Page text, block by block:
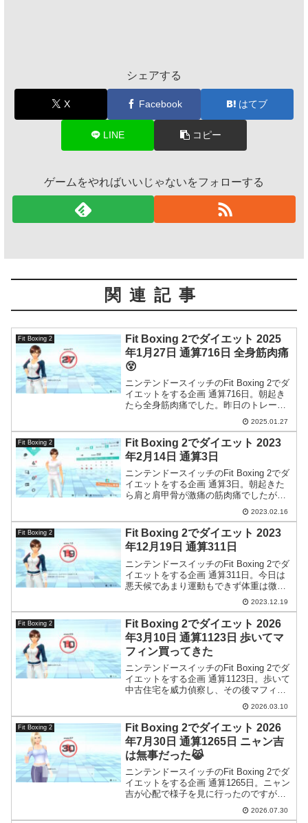
シェアする
X Facebook はてブ
LINE コピー
ゲームをやればいいじゃないをフォローする
関連記事
Fit Boxing 2
Fit Boxing 2でダイエット 2025
年1月27日 通算716日 全身筋肉痛
😵
ニンテンドースイッチのFit Boxing 2でダ
イエットをする企画 通算716日。朝起き
たら全身筋肉痛でした。昨日のトレーニ
2025.01.27
Fit Boxing 2
Fit Boxing 2でダイエット 2023
年2月14日 通算3日
ニンテンドースイッチのFit Boxing 2でダ
イエットをする企画 通算3日。朝起きた
ら肩と肩甲骨が激痛の筋肉痛でしたがこ
こで妥協せずしっかりトレーニングしま
2023.02.16
Fit Boxing 2
Fit Boxing 2でダイエット 2023
年12月19日 通算311日
ニンテンドースイッチのFit Boxing 2でダ
イエットをする企画 通算311日。今日は
悪天候であまり運動もできず体重は微増
2023.12.19
Fit Boxing 2
Fit Boxing 2でダイエット 2026
年3月10日 通算1123日 歩いてマ
フィン買ってきた
ニンテンドースイッチのFit Boxing 2でダ
イエットをする企画 通算1123日。歩いて
中古住宅を威力偵察し、その後マフィン
2026.03.10
Fit Boxing 2
Fit Boxing 2でダイエット 2026
年7月30日 通算1265日 ニャン吉
は無事だった😹
ニンテンドースイッチのFit Boxing 2でダ
イエットをする企画 通算1265日。ニャン
吉が心配で様子を見に行ったのですが、
元気な姿で出てきました。ほっと一安
2026.07.30